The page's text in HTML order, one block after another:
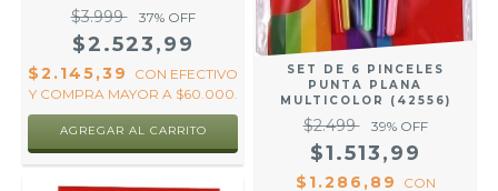
$3.999 37% OFF
$2.523,99
$2.145,39 CON EFECTIVO
Y COMPRA MAYOR A $60.000.
AGREGAR AL CARRITO
SET DE 6 PINCELES
PUNTA PLANA
MULTICOLOR (42556)
$2.499 39% OFF
$1.513,99
$1.286,89 CON